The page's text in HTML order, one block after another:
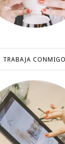
TRABAJA CONMIGO